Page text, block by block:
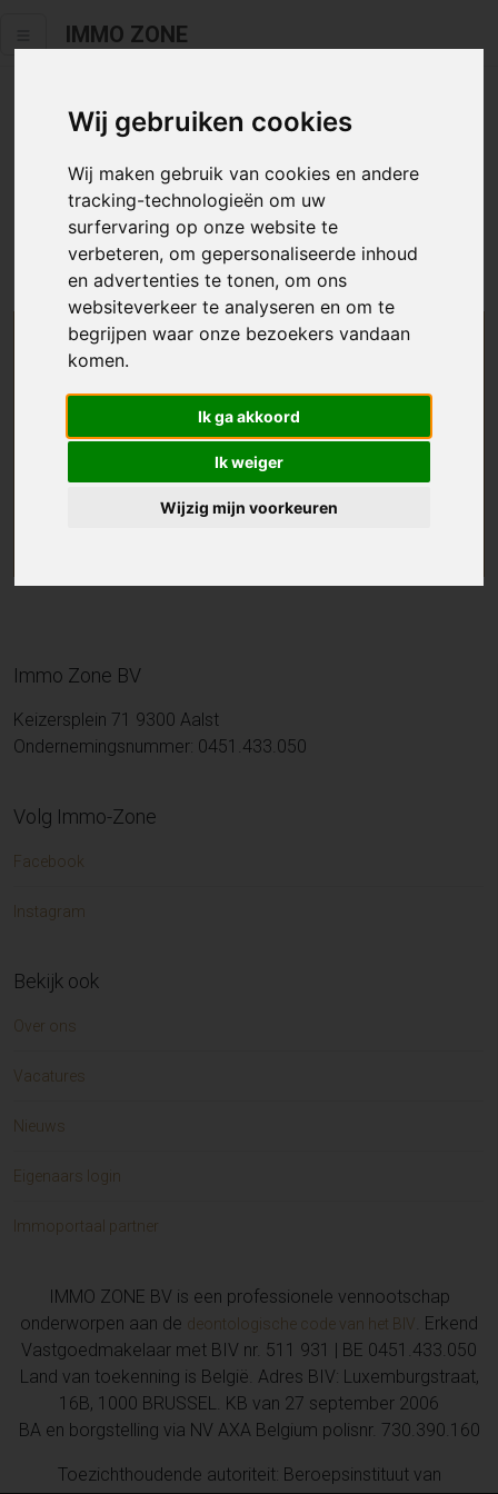
Wij gebruiken cookies
Wij maken gebruik van cookies en andere
tracking-technologieën om uw
surfervaring op onze website te
verbeteren, om gepersonaliseerde inhoud
en advertenties te tonen, om ons
websiteverkeer te analyseren en om te
begrijpen waar onze bezoekers vandaan
komen.
Ik ga akkoord
Ik weiger
Wijzig mijn voorkeuren
IMMO ZONE
Helaas staat dit zoekertje niet
meer online.
Neem zeker een kijkje in ons aanbod te koop
We helpen u graag zoeken
Maak hier een zoekprofiel aan en we houden u op
de hoogte van passend aanbod.
Immo Zone BV
Keizersplein 71 9300 Aalst
Ondernemingsnummer: 0451.433.050
Volg Immo-Zone
Facebook
Instagram
Bekijk ook
Over ons
Vacatures
Nieuws
Eigenaars login
Immoportaal partner
IMMO ZONE BV is een professionele vennootschap
onderworpen aan de deontologische code van het BIV. Erkend
Vastgoedmakelaar met BIV nr. 511 931 | BE 0451.433.050
Land van toekenning is België. Adres BIV: Luxemburgstraat,
16B, 1000 BRUSSEL. KB van 27 september 2006
BA en borgstelling via NV AXA Belgium polisnr. 730.390.160
Toezichthoudende autoriteit: Beroepsinstituut van